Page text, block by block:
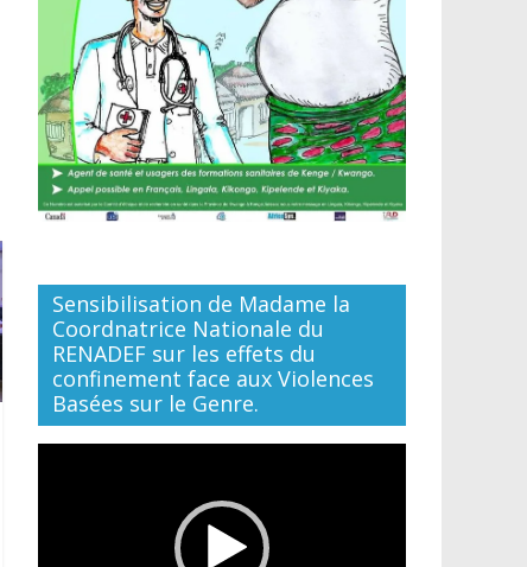
Sensibilisation de Madame la
Coordnatrice Nationale du
RENADEF sur les effets du
confinement face aux Violences
Basées sur le Genre.